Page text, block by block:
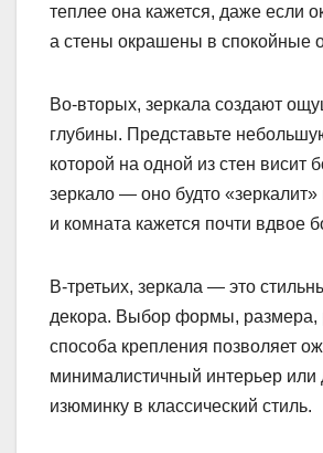
теплее она кажется, даже если
а стены окрашены в спокойные
Во-вторых, зеркала создают
глубины. Представьте
которой на одной из стен висит
зеркало — оно будто «зеркалит»
и комната кажется почти вдвое
В-третьих, зеркала — это
декора. Выбор формы, размера,
способа крепления позволяет
минималистичный интерьер или
изюминку в классический стиль.